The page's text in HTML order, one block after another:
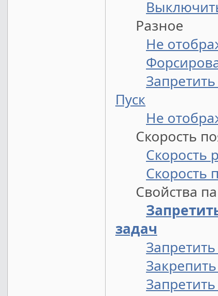
Разное
Не
Пуск
Не
Скорость
Скорость
Скорость
Свойства
задач